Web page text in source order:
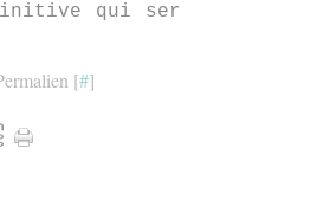
qui ser
[#]